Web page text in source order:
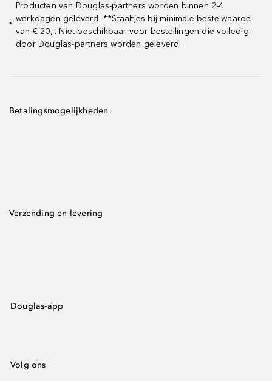
*
Producten van Douglas-partners worden binnen 2-4
werkdagen geleverd. **Staaltjes bij minimale bestelwaarde
van € 20,-. Niet beschikbaar voor bestellingen die volledig
door Douglas-partners worden geleverd.
Betalingsmogelijkheden
Verzending en levering
Douglas-app
Volg ons